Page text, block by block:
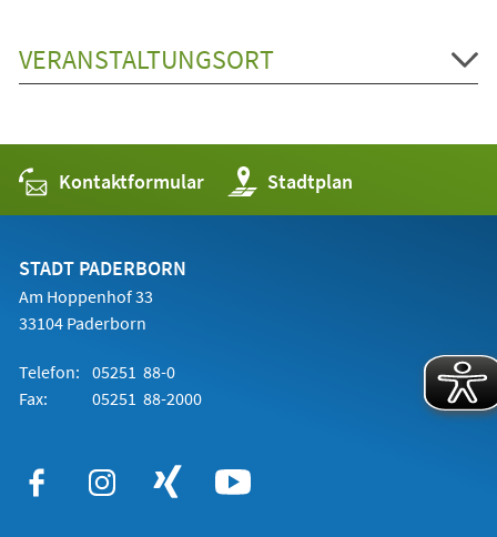
VERANSTALTUNGSORT
Kontaktformular Stadtplan
(Öffnet
in
einem
STADT PADERBORN
Am Hoppenhof 33
33104 Paderborn
Telefon: 05251 88-0
Fax:
05251 88-2000